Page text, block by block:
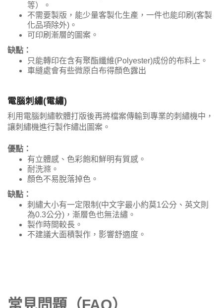
等）。
不需要製版，能少量客製化生產，一件也能印刷(客製
化品項除外)。
可印刷漸層的圖案。
缺點：
只能轉印在含有聚酯纖維(Polyester)成份的布料上。
車縫處會有些微原白布得顏色露出
電腦刺繡(電繡)
利用電腦刺繡軟體打版後再將檔案傳輸到專業的刺繡機中，
讓刺繡機進行製作繡出圖案。
優點：
有立體感、色彩飽和鮮明有質感。
耐洗滌。
顏色不易脫落掉色。
缺點：
刺繡大小有一定限制(中文字最小約莫1公分、英文則
為0.3公分)，漸層色也無法繡。
製作時間較長。
不建議大面積製作，影響舒適度。
常見問題（FAQ）